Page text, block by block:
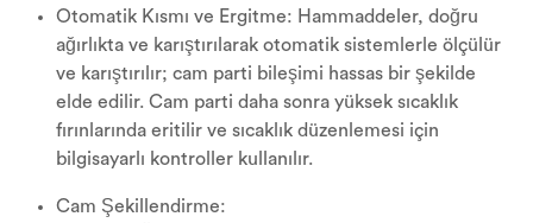
Otomatik Kısmı ve Ergitme: Hammaddeler, doğru
ağırlıkta ve karıştırılarak otomatik sistemlerle ölçülür
ve karıştırılır; cam parti bileşimi hassas bir şekilde
elde edilir. Cam parti daha sonra yüksek sıcaklık
fırınlarında eritilir ve sıcaklık düzenlemesi için
bilgisayarlı kontroller kullanılır.
Cam Şekillendirme: